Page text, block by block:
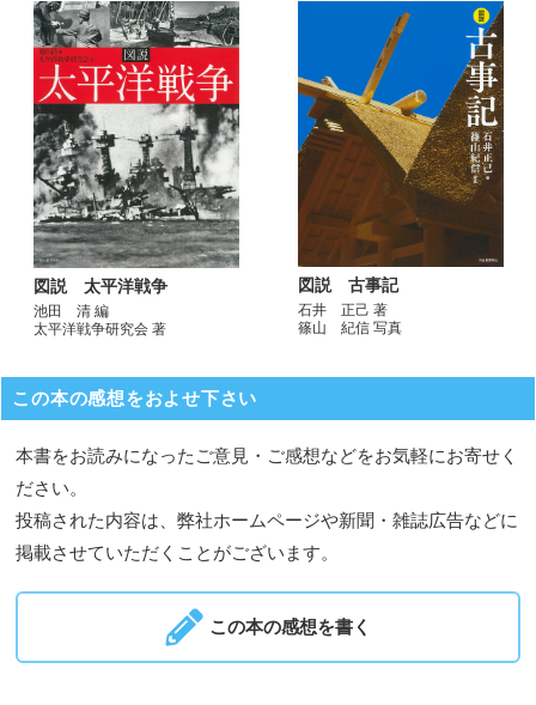
図説 太平洋戦争
池田 清 編
太平洋戦争研究会 著
図説 古事記
石井 正己 著
篠山 紀信 写真
この本の感想をおよせ下さい
本書をお読みになったご意見・ご感想などをお気軽にお寄せく
ださい。
投稿された内容は、弊社ホームページや新聞・雑誌広告などに
掲載させていただくことがございます。
この本の感想を書く